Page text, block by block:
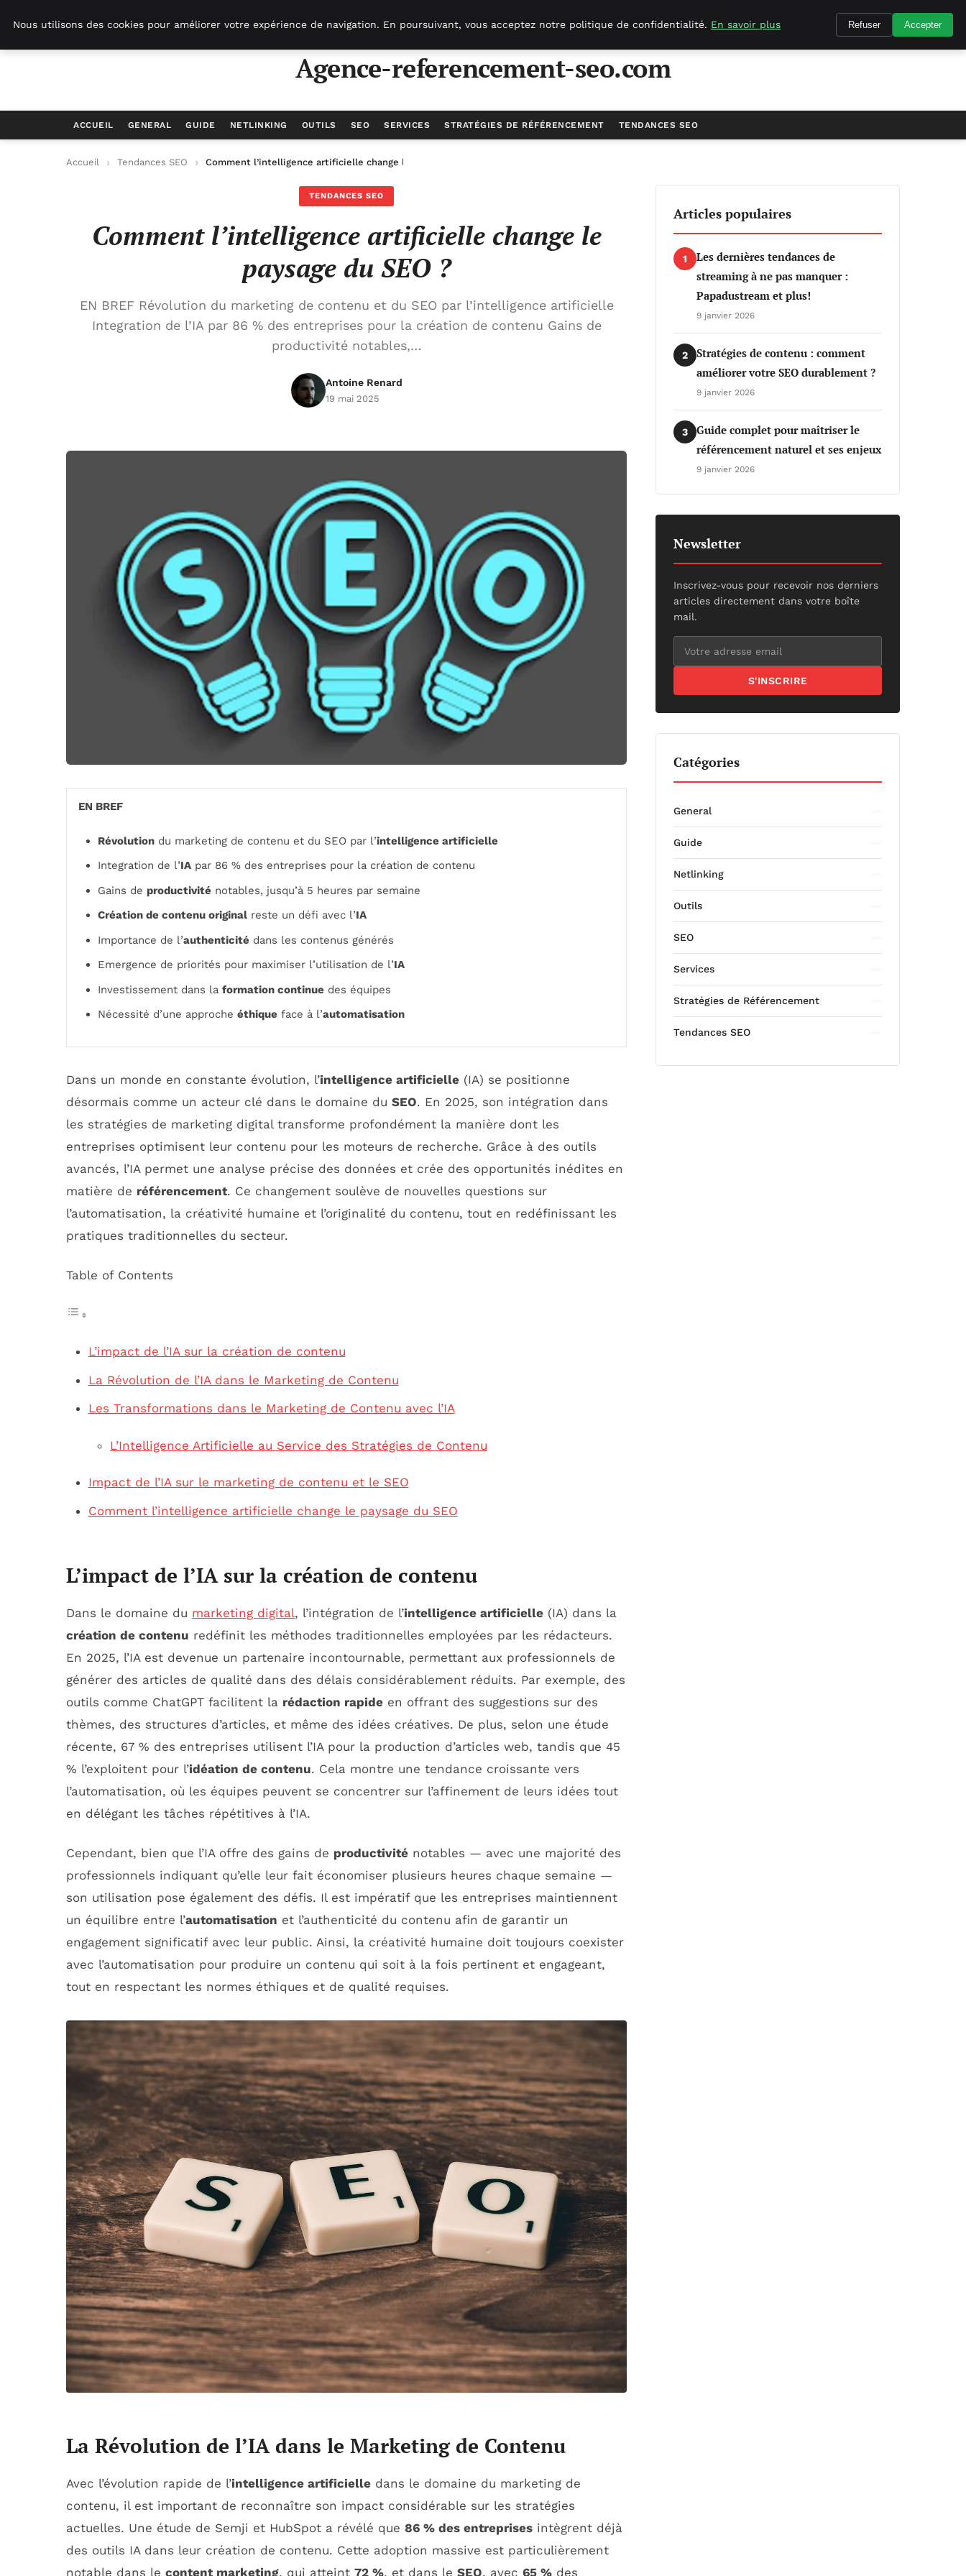
Agence-referencement-seo.com
ACCUEIL GENERAL GUIDE NETLINKING OUTILS SEO SERVICES STRATÉGIES DE RÉFÉRENCEMENT TENDANCES SEO
Accueil Tendances SEO Comment l’intelligence artificielle change le paysage du SEO ?
TENDANCES SEO
Comment l’intelligence artificielle change le
paysage du SEO ?
EN BREF Révolution du marketing de contenu et du SEO par l’intelligence artificielle
Integration de l’IA par 86 % des entreprises pour la création de contenu Gains de
productivité notables,…
Antoine Renard
19 mai 2025
EN BREF
Révolution du marketing de contenu et du SEO par l’intelligence artificielle
Integration de l’IA par 86 % des entreprises pour la création de contenu
Gains de productivité notables, jusqu’à 5 heures par semaine
Création de contenu original reste un défi avec l’IA
Importance de l’authenticité dans les contenus générés
Emergence de priorités pour maximiser l’utilisation de l’IA
Investissement dans la formation continue des équipes
Nécessité d’une approche éthique face à l’automatisation
Dans un monde en constante évolution, l’intelligence artificielle (IA) se positionne
désormais comme un acteur clé dans le domaine du SEO. En 2025, son intégration dans
les stratégies de marketing digital transforme profondément la manière dont les
entreprises optimisent leur contenu pour les moteurs de recherche. Grâce à des outils
avancés, l’IA permet une analyse précise des données et crée des opportunités inédites en
matière de référencement. Ce changement soulève de nouvelles questions sur
l’automatisation, la créativité humaine et l’originalité du contenu, tout en redéfinissant les
pratiques traditionnelles du secteur.
Table of Contents
L’impact de l’IA sur la création de contenu
La Révolution de l’IA dans le Marketing de Contenu
Les Transformations dans le Marketing de Contenu avec l’IA
L’Intelligence Artificielle au Service des Stratégies de Contenu
Impact de l’IA sur le marketing de contenu et le SEO
Comment l’intelligence artificielle change le paysage du SEO
L’impact de l’IA sur la création de contenu
Dans le domaine du marketing digital, l’intégration de l’intelligence artificielle (IA) dans la
création de contenu redéfinit les méthodes traditionnelles employées par les rédacteurs.
En 2025, l’IA est devenue un partenaire incontournable, permettant aux professionnels de
générer des articles de qualité dans des délais considérablement réduits. Par exemple, des
outils comme ChatGPT facilitent la rédaction rapide en offrant des suggestions sur des
thèmes, des structures d’articles, et même des idées créatives. De plus, selon une étude
récente, 67 % des entreprises utilisent l’IA pour la production d’articles web, tandis que 45
% l’exploitent pour l’idéation de contenu. Cela montre une tendance croissante vers
l’automatisation, où les équipes peuvent se concentrer sur l’affinement de leurs idées tout
en délégant les tâches répétitives à l’IA.
Cependant, bien que l’IA offre des gains de productivité notables — avec une majorité des
professionnels indiquant qu’elle leur fait économiser plusieurs heures chaque semaine —
son utilisation pose également des défis. Il est impératif que les entreprises maintiennent
un équilibre entre l’automatisation et l’authenticité du contenu afin de garantir un
engagement significatif avec leur public. Ainsi, la créativité humaine doit toujours coexister
avec l’automatisation pour produire un contenu qui soit à la fois pertinent et engageant,
tout en respectant les normes éthiques et de qualité requises.
La Révolution de l’IA dans le Marketing de Contenu
Avec l’évolution rapide de l’intelligence artificielle dans le domaine du marketing de
contenu, il est important de reconnaître son impact considérable sur les stratégies
actuelles. Une étude de Semji et HubSpot a révélé que 86 % des entreprises intègrent déjà
des outils IA dans leur création de contenu. Cette adoption massive est particulièrement
notable dans le content marketing, qui atteint 72 %, et dans le SEO, avec 65 % des
Articles populaires
1
Les dernières tendances de
streaming à ne pas manquer :
Papadustream et plus!
9 janvier 2026
2
Stratégies de contenu : comment
améliorer votre SEO durablement ?
9 janvier 2026
3
Guide complet pour maîtriser le
référencement naturel et ses enjeux
9 janvier 2026
Newsletter
Inscrivez-vous pour recevoir nos derniers
articles directement dans votre boîte
mail.
S'INSCRIRE
Catégories
General
Guide
Netlinking
Outils
SEO
Services
Stratégies de Référencement
Tendances SEO
Nous utilisons des cookies pour améliorer votre expérience de navigation. En poursuivant, vous acceptez notre politique de confidentialité. En savoir plus Refuser Accepter